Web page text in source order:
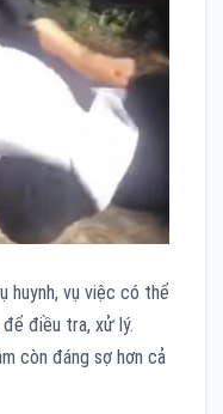
huynh, vụ việc có thể
điều tra, xử lý.
còn đáng sợ hơn cả